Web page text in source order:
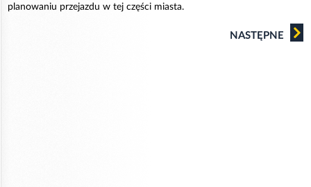
planowaniu przejazdu w tej części miasta.
NASTĘPNE